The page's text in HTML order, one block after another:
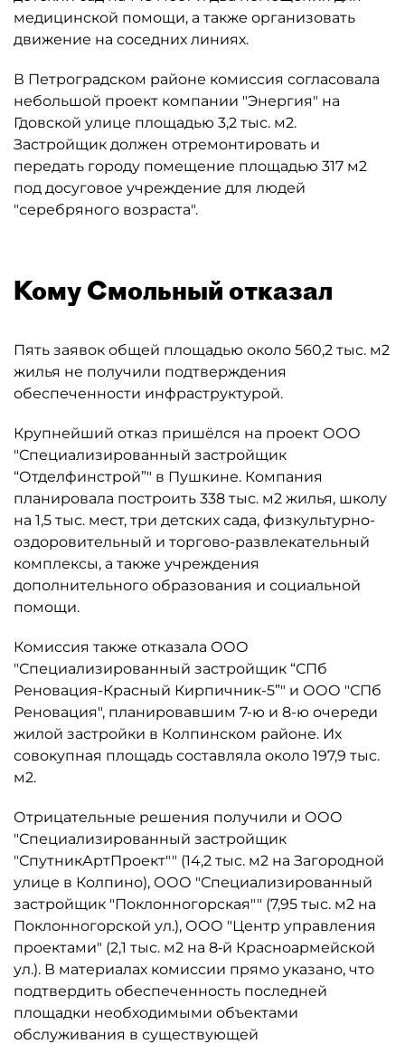
медицинской помощи, а также организовать
движение на соседних линиях.
В Петроградском районе комиссия согласовала
небольшой проект компании "Энергия" на
Гдовской улице площадью 3,2 тыс. м2.
Застройщик должен отремонтировать и
передать городу помещение площадью 317 м2
под досуговое учреждение для людей
"серебряного возраста".
Кому Смольный отказал
Пять заявок общей площадью около 560,2 тыс. м2
жилья не получили подтверждения
обеспеченности инфраструктурой.
Крупнейший отказ пришёлся на проект ООО
"Специализированный застройщик
“Отделфинстрой”" в Пушкине. Компания
планировала построить 338 тыс. м2 жилья, школу
на 1,5 тыс. мест, три детских сада, физкультурно-
оздоровительный и торгово-развлекательный
комплексы, а также учреждения
дополнительного образования и социальной
помощи.
Комиссия также отказала ООО
"Специализированный застройщик “СПб
Реновация-Красный Кирпичник-5”" и ООО "СПб
Реновация", планировавшим 7-ю и 8-ю очереди
жилой застройки в Колпинском районе. Их
совокупная площадь составляла около 197,9 тыс.
м2.
Отрицательные решения получили и ООО
"Специализированный застройщик
"СпутникАртПроект"" (14,2 тыс. м2 на Загородной
улице в Колпино), ООО "Специализированный
застройщик "Поклонногорская"" (7,95 тыс. м2 на
Поклонногорской ул.), ООО "Центр управления
проектами" (2,1 тыс. м2 на 8‑й Красноармейской
ул.). В материалах комиссии прямо указано, что
подтвердить обеспеченность последней
площадки необходимыми объектами
обслуживания в существующей